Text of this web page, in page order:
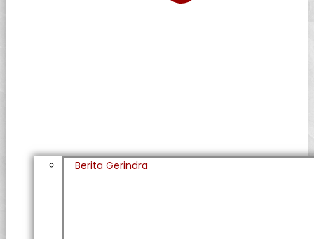
Berita Gerindra